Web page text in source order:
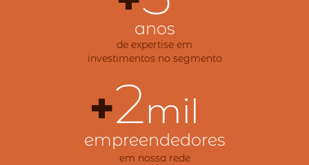
anos
de expertise em
investimentos no segmento
+2mil
empreendedores
em nossa rede